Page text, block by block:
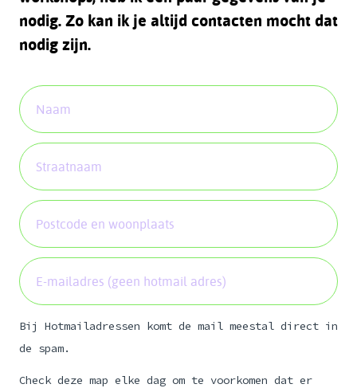
nodig. Zo kan ik je altijd contacten mocht dat
nodig zijn.
Bij Hotmailadressen komt de mail meestal direct in
de spam.
Check deze map elke dag om te voorkomen dat er